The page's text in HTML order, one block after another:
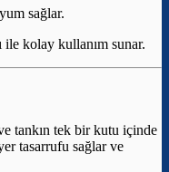
sağlar.
ile kolay kullanım sunar.
tankın tek bir kutu içinde
tasarrufu sağlar ve